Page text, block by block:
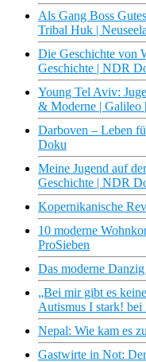
Als Gang Boss
Tribal Huk |
Die Geschichte von
Geschichte | NDR
Young Tel Aviv:
& Moderne | Galileo
Darboven – Leben
Doku
Meine Jugend auf
Geschichte | NDR
Kopernikanische
10 moderne
ProSieben
Das moderne
„Bei mir gibt es
Autismus I stark! bei
Nepal: Wie kam es
Gastwirte in Not: